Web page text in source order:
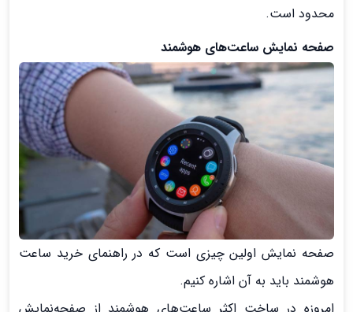
محدود است.
صفحه نمایش ساعت‌های هوشمند
صفحه نمایش اولین چیزی است که در راهنمای خرید ساعت
هوشمند باید به آن اشاره کنیم.